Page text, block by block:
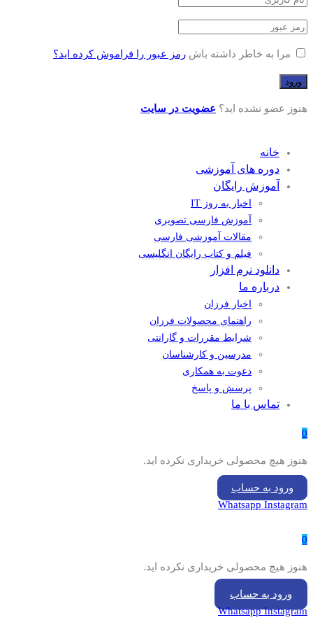
مرا به خاطر داشته باش رمز عبور را فراموش کرده اید؟
هنوز عضو نشده اید؟ عضویت در سایت
خانه
دوره های آموزشی
آموزش رایگان
اخبار به روز IT
آموزش فارسی تصویری
مقالات آموزشی فارسی
فیلم و کتاب رایگان انگلیسی
دانلود نرم افزار
درباره ما
اخبار فرزان
راهنمای محصولات فرزان
شرایط مقررات و گارانتی
مدرسین و کارشناسان
دعوت به همکاری
پرسش و پاسخ
تماس با ما
0
هنوز هیچ محصولی خریداری نکرده اید.
ورود به حساب
Whatsapp Instagram
0
هنوز هیچ محصولی خریداری نکرده اید.
ورود به حساب
Whatsapp Instagram